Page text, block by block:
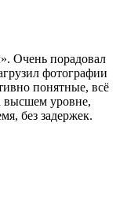
Очень порадовал
фотографии
понятные, всё
высшем уровне,
без задержек.